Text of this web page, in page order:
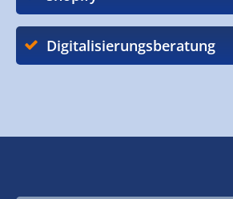
Digitalisierungsberatung